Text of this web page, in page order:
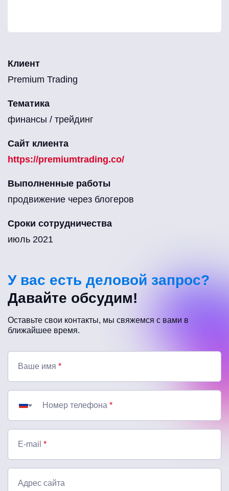
Клиент
Premium Trading
Тематика
финансы / трейдинг
Сайт клиента
https://premiumtrading.co/
Выполненные работы
продвижение через блогеров
Сроки сотрудничества
июль 2021
У вас есть деловой запрос?
Давайте обсудим!
Оставьте свои контакты, мы свяжемся с вами в
ближайшее время.
Ваше имя *
Номер телефона *
E-mail *
Адрес сайта